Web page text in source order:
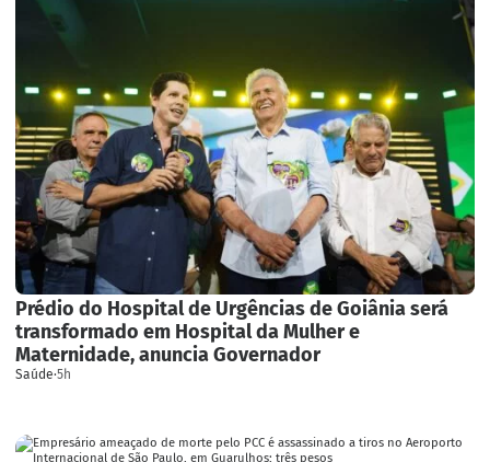
Prédio do Hospital de Urgências de Goiânia será
transformado em Hospital da Mulher e
Maternidade, anuncia Governador
Saúde·5h